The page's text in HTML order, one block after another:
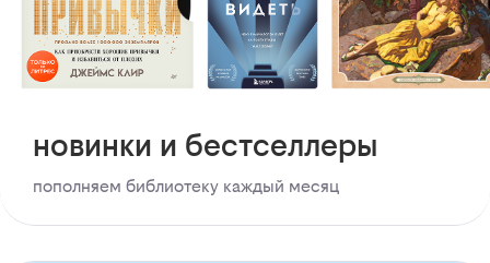
новинки и бестселлеры
пополняем библиотеку каждый месяц